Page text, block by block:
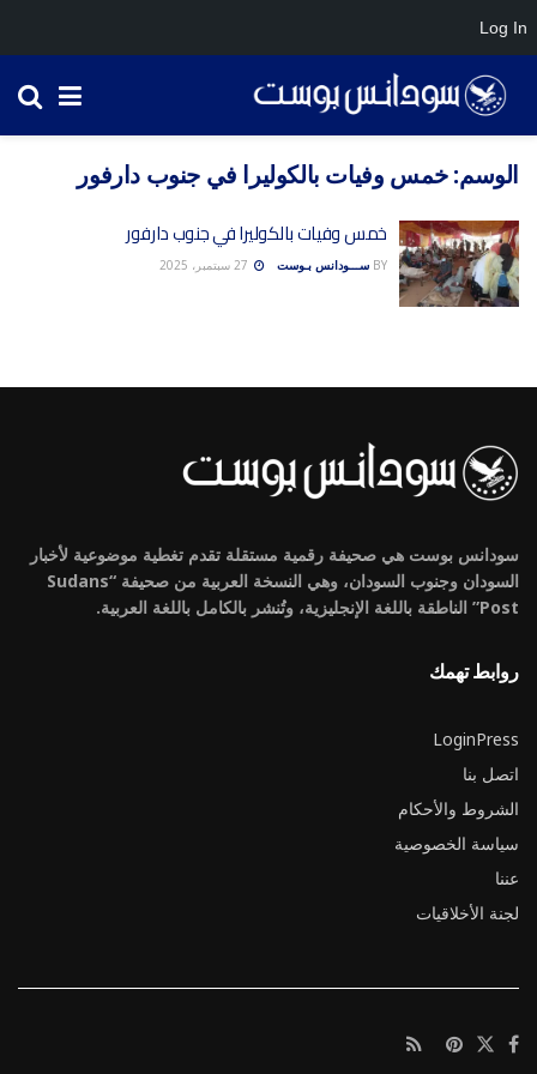
الوسم:خمس وفيات بالكوليرا في جنوب دارفور
خمس وفيات بالكوليرا في جنوب دارفور
BY ســـودانس بـوست
سودانس بوست هي صحيفة رقمية مستقلة تقدم تغطية موضوعية لأخبار
السودان وجنوب السودان، وهي النسخة العربية من صحيفة “Sudans
Post” الناطقة باللغة الإنجليزية، وتُنشر بالكامل باللغة العربية.
روابط تهمك
LoginPress
اتصل بنا
الشروط والأحكام
سياسة الخصوصية
عننا
لجنة الأخلاقيات
Log In